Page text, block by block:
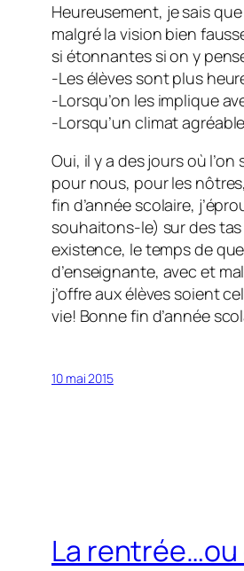
Heureusement, je sais
malgré la vision bien
si étonnantes si on y
-Les élèves sont plus
-Lorsqu’on les implique
-Lorsqu’un climat
Oui, il y a des jours où
pour nous, pour les
fin d’année scolaire,
souhaitons-le) sur des
existence, le temps de
d’enseignante, avec et
j’offre aux élèves soient
vie! Bonne fin d’année
10 mai 2015
La